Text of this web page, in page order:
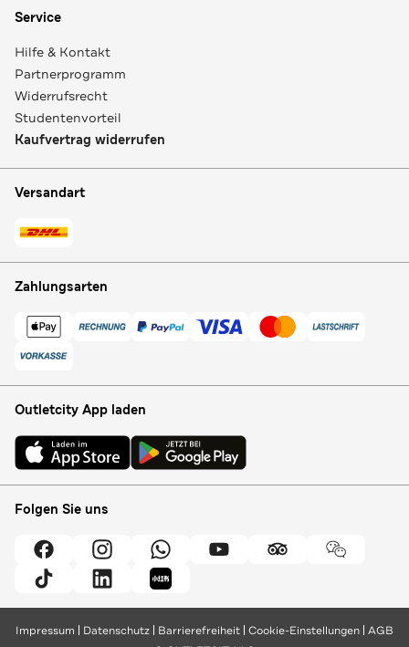
Service
Hilfe & Kontakt
Partnerprogramm
Widerrufsrecht
Studentenvorteil
Kaufvertrag widerrufen
Versandart
Zahlungsarten
Outletcity App laden
Folgen Sie uns
Impressum Datenschutz Barrierefreiheit Cookie-Einstellungen AGB